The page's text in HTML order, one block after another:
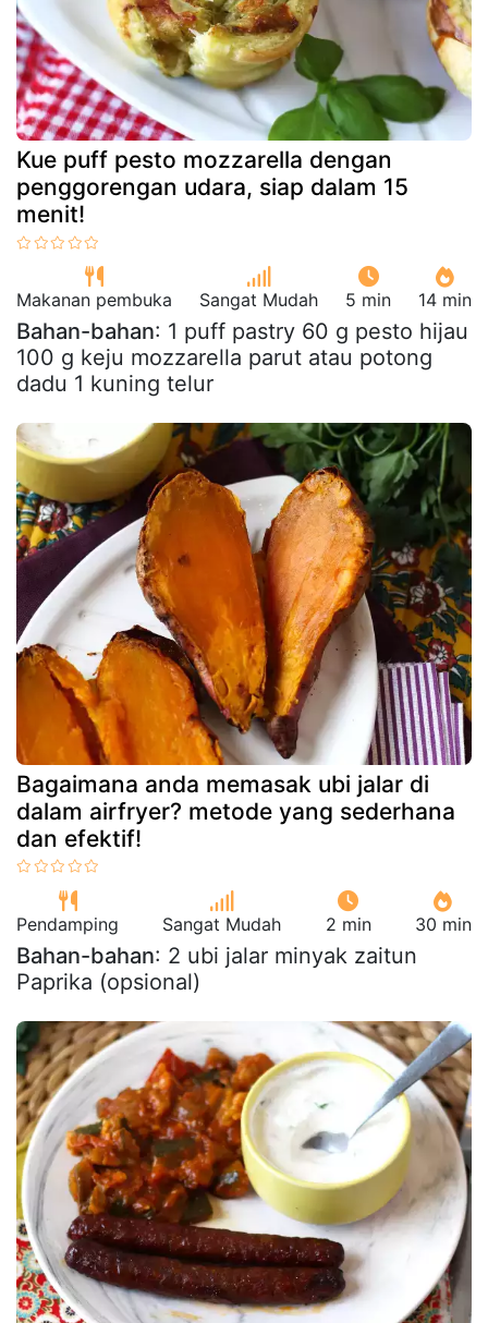
Kue puff pesto mozzarella dengan
penggorengan udara, siap dalam 15
menit!
Makanan pembuka Sangat Mudah 5 min 14 min
Bahan-bahan: 1 puff pastry 60 g pesto hijau
100 g keju mozzarella parut atau potong
dadu 1 kuning telur
Bagaimana anda memasak ubi jalar di
dalam airfryer? metode yang sederhana
dan efektif!
Pendamping Sangat Mudah 2 min 30 min
Bahan-bahan: 2 ubi jalar minyak zaitun
Paprika (opsional)